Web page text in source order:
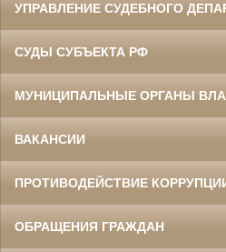
УПРАВЛЕНИЕ СУДЕБНОГО
СУДЫ СУБЪЕКТА РФ
МУНИЦИПАЛЬНЫЕ ОРГАНЫ
ВАКАНСИИ
ПРОТИВОДЕЙСТВИЕ
ОБРАЩЕНИЯ ГРАЖДАН